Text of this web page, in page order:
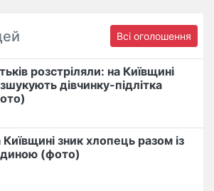
Всі оголошення
розстріляли: на Київщині
дівчинку-підлітка
Київщині зник хлопець разом із
(фото)